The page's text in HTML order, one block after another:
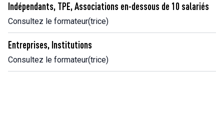
Indépendants, TPE, Associations en-dessous de 10 salariés
Consultez le formateur(trice)
Entreprises, Institutions
Consultez le formateur(trice)